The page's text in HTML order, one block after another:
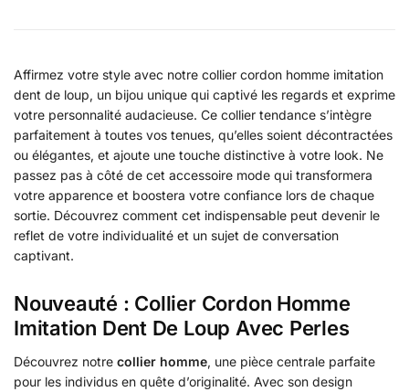
Affirmez votre style avec notre collier cordon homme imitation
dent de loup, un bijou unique qui captivé les regards et exprime
votre personnalité audacieuse. Ce collier tendance s’intègre
parfaitement à toutes vos tenues, qu’elles soient décontractées
ou élégantes, et ajoute une touche distinctive à votre look. Ne
passez pas à côté de cet accessoire mode qui transformera
votre apparence et boostera votre confiance lors de chaque
sortie. Découvrez comment cet indispensable peut devenir le
reflet de votre individualité et un sujet de conversation
captivant.
Nouveauté : Collier Cordon Homme
Imitation Dent De Loup Avec Perles
Découvrez notre collier homme, une pièce centrale parfaite
pour les individus en quête d’originalité. Avec son design